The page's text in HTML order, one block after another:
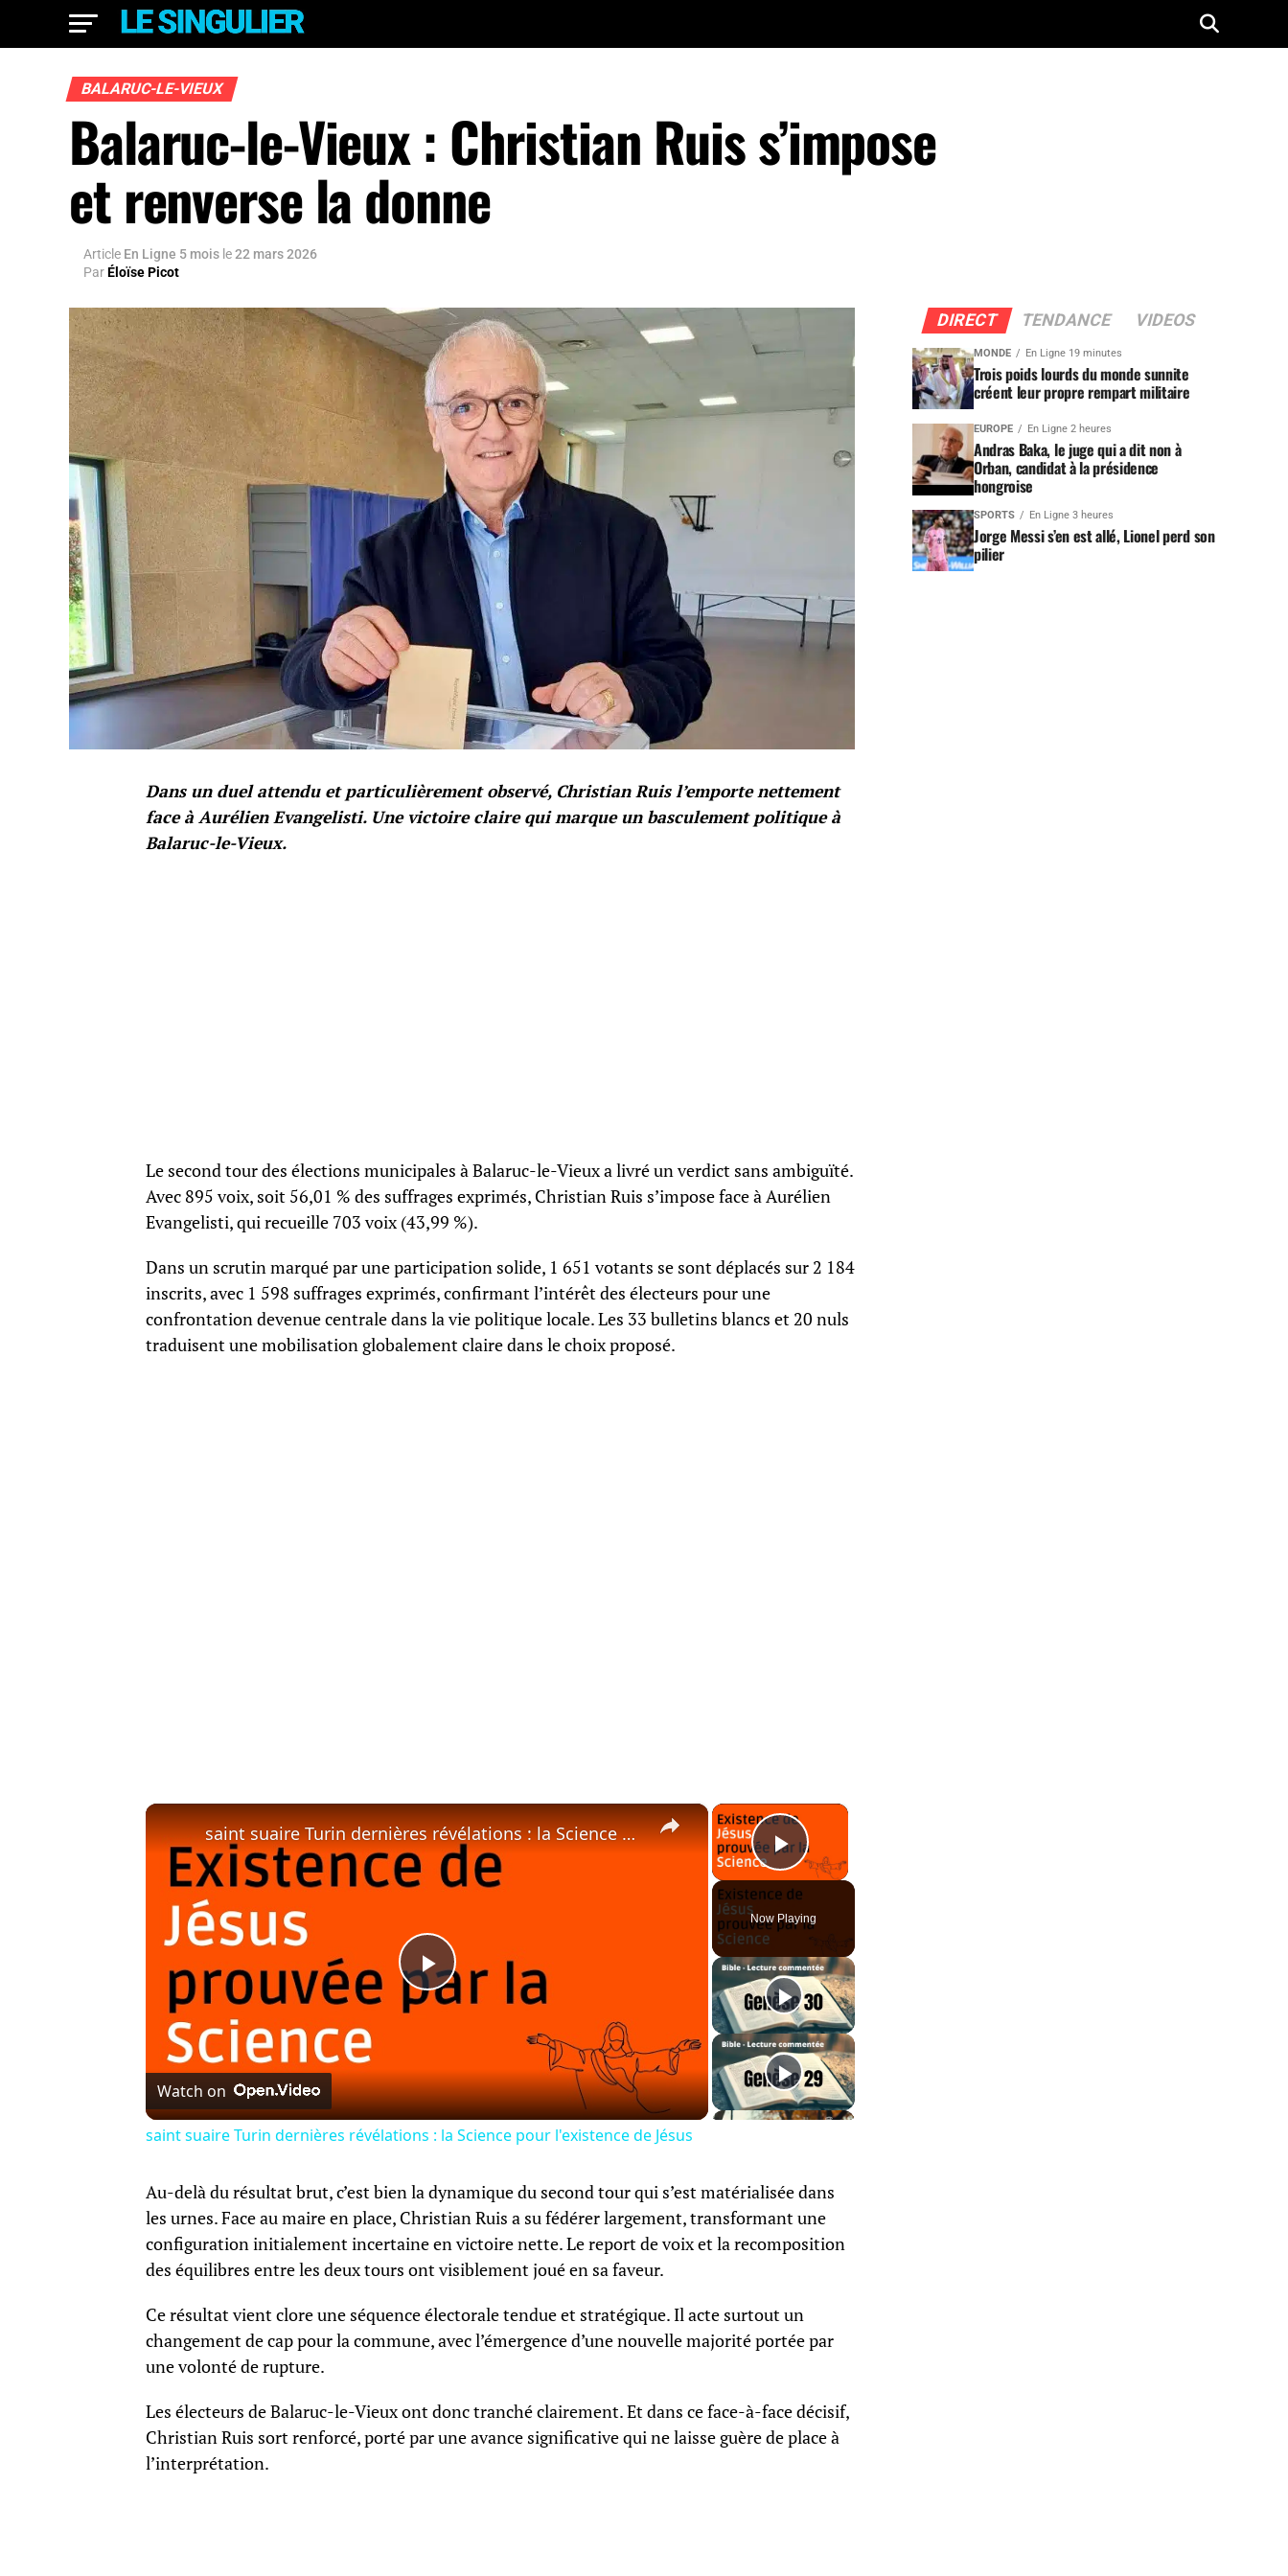
BALARUC-LE-VIEUX
Balaruc-le-Vieux : Christian Ruis s’impose
et renverse la donne
Article En Ligne 5 mois le22 mars 2026
ParÉloïse Picot
Dans un duel attendu et particulièrement observé, Christian Ruis l’emporte nettement
face à Aurélien Evangelisti. Une victoire claire qui marque un basculement politique à
Balaruc-le-Vieux.
Le second tour des élections municipales à Balaruc-le-Vieux a livré un verdict sans ambiguïté.
Avec 895 voix, soit 56,01 % des suffrages exprimés, Christian Ruis s’impose face à Aurélien
Evangelisti, qui recueille 703 voix (43,99 %).
Dans un scrutin marqué par une participation solide, 1 651 votants se sont déplacés sur 2 184
inscrits, avec 1 598 suffrages exprimés, confirmant l’intérêt des électeurs pour une
confrontation devenue centrale dans la vie politique locale. Les 33 bulletins blancs et 20 nuls
traduisent une mobilisation globalement claire dans le choix proposé.
×
Play Video
Now Playing
×
Play
saint suaire Turin dernières révélations : la Science pour l'existence de Jésus
Watch on
saint suaire Turin dernières révélations : la Science pour l'existence de Jésus
Au-delà du résultat brut, c’est bien la dynamique du second tour qui s’est matérialisée dans
les urnes. Face au maire en place, Christian Ruis a su fédérer largement, transformant une
configuration initialement incertaine en victoire nette. Le report de voix et la recomposition
des équilibres entre les deux tours ont visiblement joué en sa faveur.
Ce résultat vient clore une séquence électorale tendue et stratégique. Il acte surtout un
changement de cap pour la commune, avec l’émergence d’une nouvelle majorité portée par
une volonté de rupture.
Les électeurs de Balaruc-le-Vieux ont donc tranché clairement. Et dans ce face-à-face décisif,
Christian Ruis sort renforcé, porté par une avance significative qui ne laisse guère de place à
l’interprétation.
DIRECT TENDANCE VIDEOS
MONDE En Ligne 19 minutes
Trois poids lourds du monde sunnite
créent leur propre rempart militaire
EUROPE En Ligne 2 heures
Andras Baka, le juge qui a dit non à
Orban, candidat à la présidence
hongroise
SPORTS En Ligne 3 heures
Jorge Messi s’en est allé, Lionel perd son
pilier